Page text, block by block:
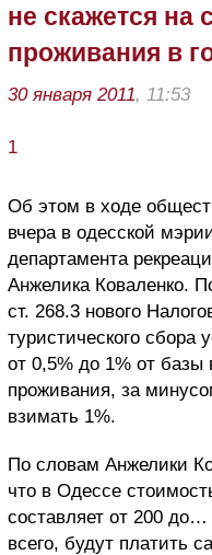
не скажется на
проживания в
30 января 2011, 11:53
1
Об этом в ходе
вчера в одесской
департамента
Анжелика Коваленко.
ст. 268.3 нового
туристического сбора
от 0,5% до 1% от
проживания, за
взимать 1%.
По словам Анжелики
что в Одессе
составляет от 200 до…
всего, будут платить